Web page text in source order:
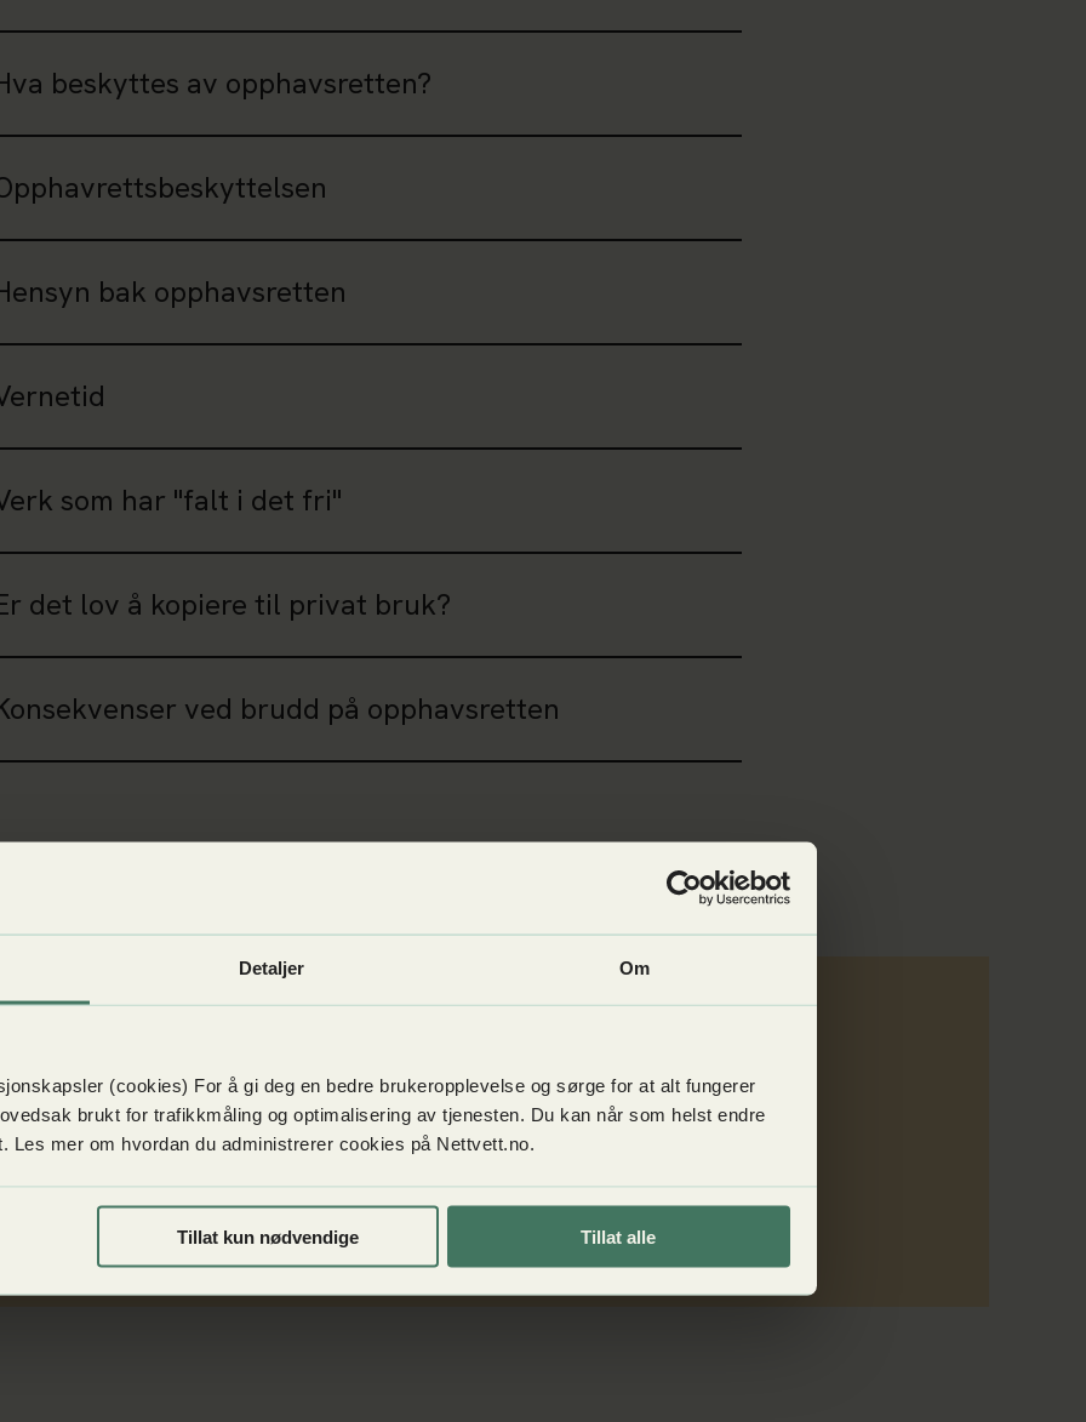
Detaljer Om
(cookies) For å gi deg en bedre brukeropplevelse og sørge for at alt fungerer
brukt for trafikkmåling og optimalisering av tjenesten. Du kan når som helst endre
Les mer om hvordan du administrerer cookies på Nettvett.no.
Tillat kun nødvendige Tillat alle
beskyttes av opphavsretten?
bak opphavsretten
som har "falt i det fri"
det lov å kopiere til privat bruk?
ved brudd på opphavsretten
du at...
% innrømmer å ha lastet opp eller ned ulovlig,
for å se sport? Tallet stiger til 1 av 3 i
15-24 år.